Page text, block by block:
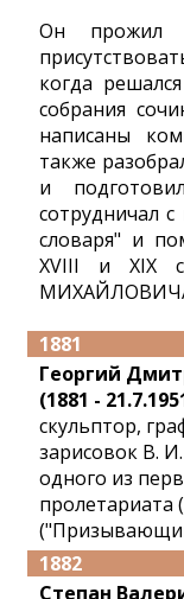
Он прожил
когда
собрания
написаны
также
и
сотрудничал с
словаря" и
XVIII и XIX
1881
Георгий
(1881 -
скульптор,
зарисовок В.
одного из
пролетариата
1882
Степан